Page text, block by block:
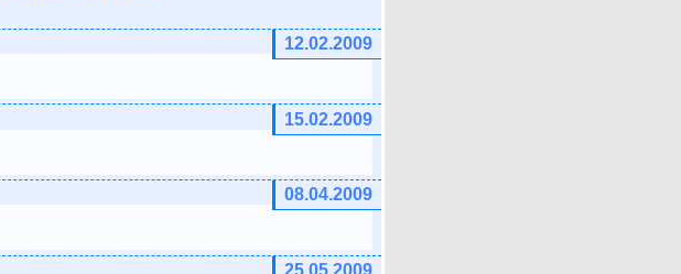
12.02.2009
15.02.2009
08.04.2009
25.05.2009